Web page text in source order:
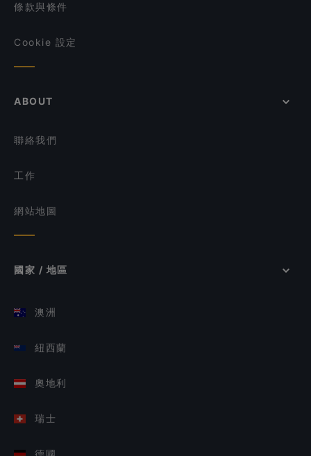
條款與條件
Cookie 設定
ABOUT
聯絡我們
工作
網站地圖
國家 / 地區
澳洲
紐西蘭
奧地利
瑞士
德國